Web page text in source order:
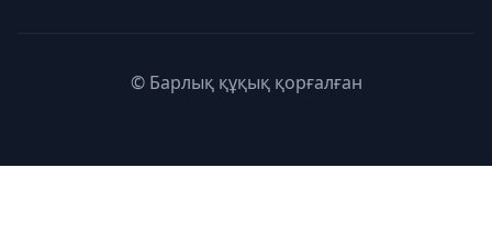
© Барлық құқық қорғалған